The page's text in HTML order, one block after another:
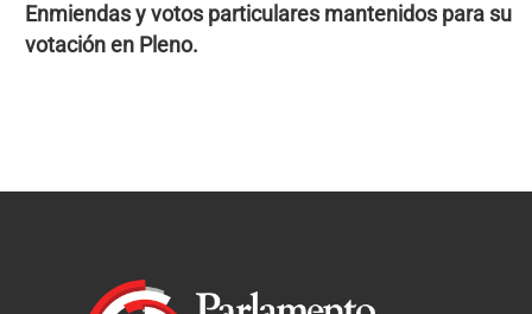
Enmiendas y votos particulares mantenidos para su
votación en Pleno.